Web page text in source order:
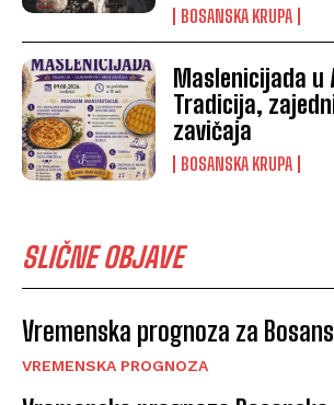
BOSANSKA KRUPA
Maslenicijada u
Tradicija,
zavičaja
BOSANSKA KRUPA
SLIČNE OBJAVE
Vremenska prognoza za
VREMENSKA PROGNOZA